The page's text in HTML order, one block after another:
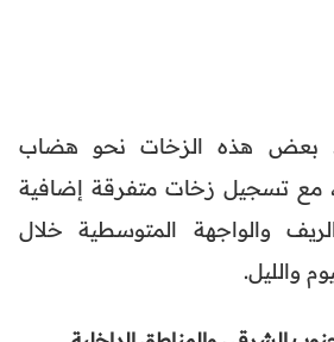
بعض هذه الزخات نحو هضاب
مع تسجيل زخات متفرقة إضافية
والواجهة المتوسطية خلال
والليل.